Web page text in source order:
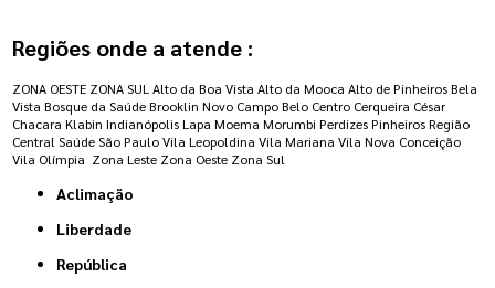
Regiões onde a atende :
ZONA OESTE ZONA SUL Alto da Boa Vista Alto da Mooca Alto de Pinheiros Bela
Vista Bosque da Saúde Brooklin Novo Campo Belo Centro Cerqueira César
Chacara Klabin Indianópolis Lapa Moema Morumbi Perdizes Pinheiros Região
Central Saúde São Paulo Vila Leopoldina Vila Mariana Vila Nova Conceição
Vila Olímpia Zona Leste Zona Oeste Zona Sul
Aclimação
Liberdade
República